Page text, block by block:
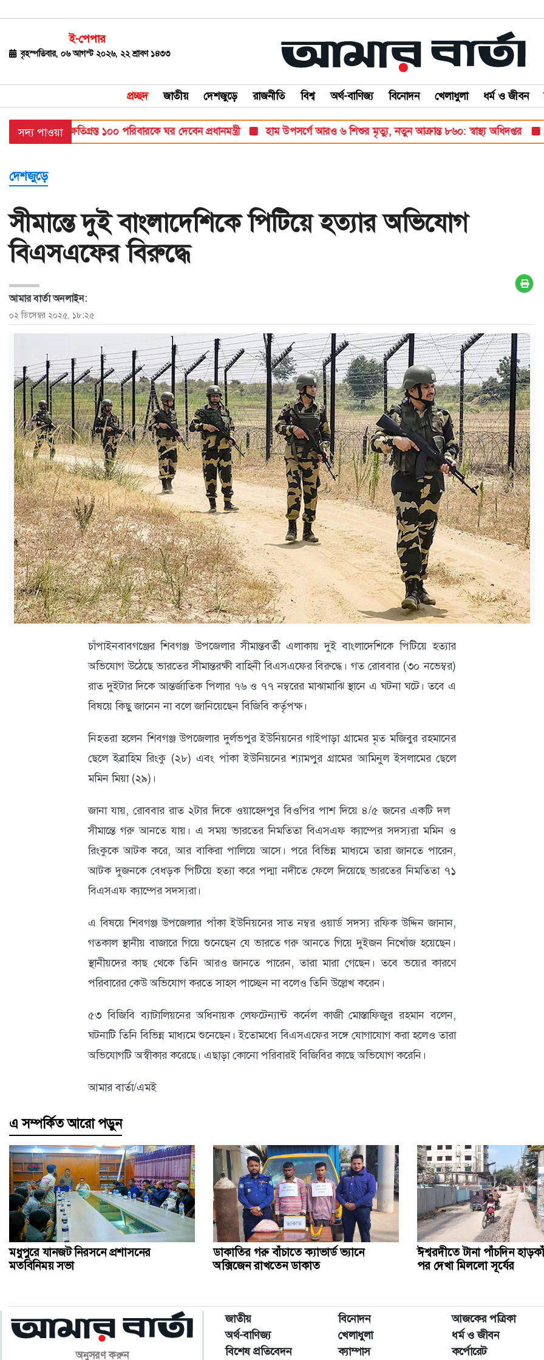
ই-পেপার
বৃহস্পতিবার, ০৬ আগস্ট ২০২৬, ২২ শ্রাবণ ১৪৩৩
প্রচ্ছদ জাতীয় দেশজুড়ে রাজনীতি বিশ্ব অর্থ-বাণিজ্য বিনোদন খেলাধুলা ধর্ম ও জীবন
জাতীয়
রাজনীতি
বিশ্ব
বাণিজ্য
বিনোদন
খেলাধুলা
ধর্ম
ও
জীবন
মতামত
শিক্ষা
রাজধানী
আইন-
আদালত
ক্যাম্পাস
আজকের
পত্রিকা
ক্যারিয়ার
তথ্যপ্রযুক্তি
লাইফস্টাইল
সদ্য পাওয়া
বন্যায় ক্ষতিগ্রস্ত ১০০ পরিবারকে ঘর দেবেন প্রধানমন্ত্রী হাম উপসর্গে আরও ৬ শিশুর মৃত্যু, নতুন আক্রান্ত ৮৬০: স্বাস্থ্য অধিদপ্তর
দেশজুড়ে
সীমান্তে দুই বাংলাদেশিকে পিটিয়ে হত্যার অভিযোগ
বিএসএফের বিরুদ্ধে
আমার বার্তা অনলাইন:
০২ ডিসেম্বর ২০২৫, ১৮:২৫
চাঁপাইনবাবগঞ্জের শিবগঞ্জ উপজেলার সীমান্তবর্তী এলাকায় দুই বাংলাদেশিকে পিটিয়ে হত্যার
অভিযোগ উঠেছে ভারতের সীমান্তরক্ষী বাহিনী বিএসএফের বিরুদ্ধে। গত রোববার (৩০ নভেম্বর)
রাত দুইটার দিকে আন্তর্জাতিক পিলার ৭৬ ও ৭৭ নম্বরের মাঝামাঝি স্থানে এ ঘটনা ঘটে। তবে এ
বিষয়ে কিছু জানেন না বলে জানিয়েছেন বিজিবি কর্তৃপক্ষ।
নিহতরা হলেন শিবগঞ্জ উপজেলার দুর্লভপুর ইউনিয়নের গাইপাড়া গ্রামের মৃত মজিবুর রহমানের
ছেলে ইব্রাহিম রিংকু (২৮) এবং পাঁকা ইউনিয়নের শ্যামপুর গ্রামের আমিনুল ইসলামের ছেলে
মমিন মিয়া (২৯)।
জানা যায়, রোববার রাত ২টার দিকে ওয়াহেদপুর বিওপির পাশ দিয়ে ৪/৫ জনের একটি দল
সীমান্তে গরু আনতে যায়। এ সময় ভারতের নিমতিতা বিএসএফ ক্যাম্পের সদস্যরা মমিন ও
রিংকুকে আটক করে, আর বাকিরা পালিয়ে আসে। পরে বিভিন্ন মাধ্যমে তারা জানতে পারেন,
আটক দুজনকে বেধড়ক পিটিয়ে হত্যা করে পদ্মা নদীতে ফেলে দিয়েছে ভারতের নিমতিতা ৭১
বিএসএফ ক্যাম্পের সদস্যরা।
এ বিষয়ে শিবগঞ্জ উপজেলার পাঁকা ইউনিয়নের সাত নম্বর ওয়ার্ড সদস্য রফিক উদ্দিন জানান,
গতকাল স্থানীয় বাজারে গিয়ে শুনেছেন যে ভারতে গরু আনতে গিয়ে দুইজন নিখোঁজ হয়েছেন।
স্থানীয়দের কাছ থেকে তিনি আরও জানতে পারেন, তারা মারা গেছেন। তবে ভয়ের কারণে
পরিবারের কেউ অভিযোগ করতে সাহস পাচ্ছেন না বলেও তিনি উল্লেখ করেন।
৫৩ বিজিবি ব্যাটালিয়নের অধিনায়ক লেফটেন্যান্ট কর্নেল কাজী মোস্তাফিজুর রহমান বলেন,
ঘটনাটি তিনি বিভিন্ন মাধ্যমে শুনেছেন। ইতোমধ্যে বিএসএফের সঙ্গে যোগাযোগ করা হলেও তারা
অভিযোগটি অস্বীকার করেছে। এছাড়া কোনো পরিবারই বিজিবির কাছে অভিযোগ করেনি।
আমার বার্তা/এমই
এ সম্পর্কিত আরো পড়ুন
মধুপুরে যানজট নিরসনে প্রশাসনের
মতবিনিময় সভা
ডাকাতির গরু বাঁচাতে ক্যাভার্ড ভ্যানে
অক্সিজেন রাখতেন ডাকাত
ঈশ্বরদীতে টানা পাঁচদিন
পর দেখা মিললো সূর্যের
অনুসরণ করুন
জাতীয় বিনোদন আজকের পত্রিকা
অর্থ-বাণিজ্য
খেলাধুলা ধর্ম ও জীবন
বিশেষ প্রতিবেদন
ক্যাম্পাস কর্পোরেট